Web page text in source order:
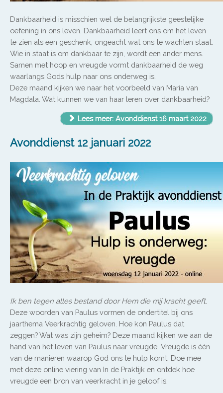
Dankbaarheid is misschien wel de belangrijkste geestelijke
oefening in ons leven. Dankbaarheid leert ons om het leven
te zien als een geschenk, ongeacht wat ons te wachten staat.
Wie in staat is om dankbaar te zijn, wordt een ander mens.
Samen met hoop en vreugde vormt dankbaarheid de weg
waarlangs Gods hulp naar ons onderweg is.
Deze maand kijken we naar het voorbeeld van Maria van
Magdala. Wat kunnen we van haar leren over dankbaarheid?
Lees meer: Avonddienst 16 maart 2022
Avonddienst 12 januari 2022
Ik ben tegen alles bestand door Hem die mij kracht geeft.
Deze woorden van Paulus vormen de ondertitel bij ons
jaarthema Veerkrachtig geloven. Hoe kon Paulus dat
zeggen? Wat was zijn geheim? Deze maand kijken we aan de
hand van het leven van Paulus naar vreugde. Vreugde is één
van de manieren waarop God ons te hulp komt. Doe mee
met deze online viering van In de Praktijk en ontdek hoe
vreugde een bron van veerkracht in je geloof is.